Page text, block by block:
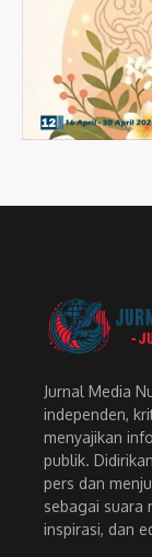
Jurnal Media
independen,
menyajikan
publik.
pers dan
sebagai suara
inspirasi, dan